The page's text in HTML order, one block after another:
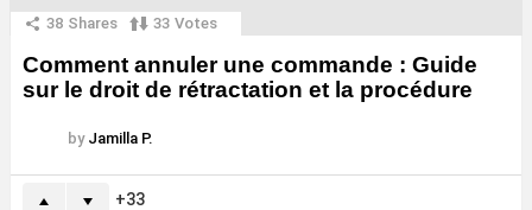
38 Shares 33 Votes
Comment annuler une commande : Guide
sur le droit de rétractation et la procédure
by Jamilla P.
33